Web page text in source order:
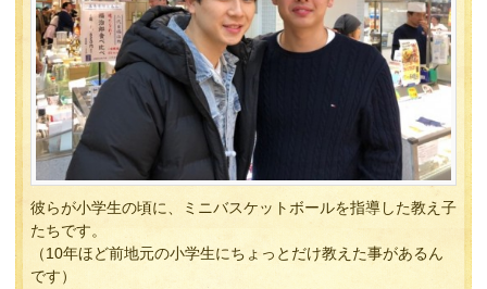
彼らが小学生の頃に、ミニバスケットボールを指導した教え子
たちです。
（10年ほど前地元の小学生にちょっとだけ教えた事があるん
です）